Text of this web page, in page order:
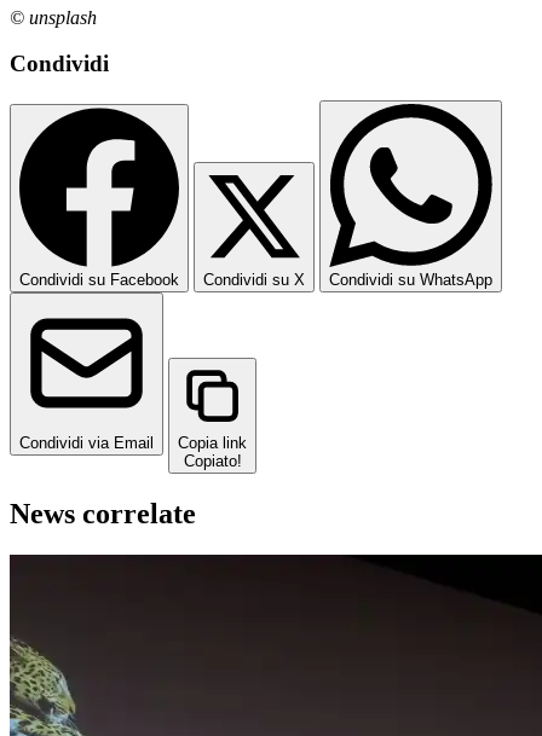
© unsplash
Condividi
Condividi su Facebook Condividi su X Condividi su WhatsApp
Condividi via Email
Copia link
Copiato!
News correlate